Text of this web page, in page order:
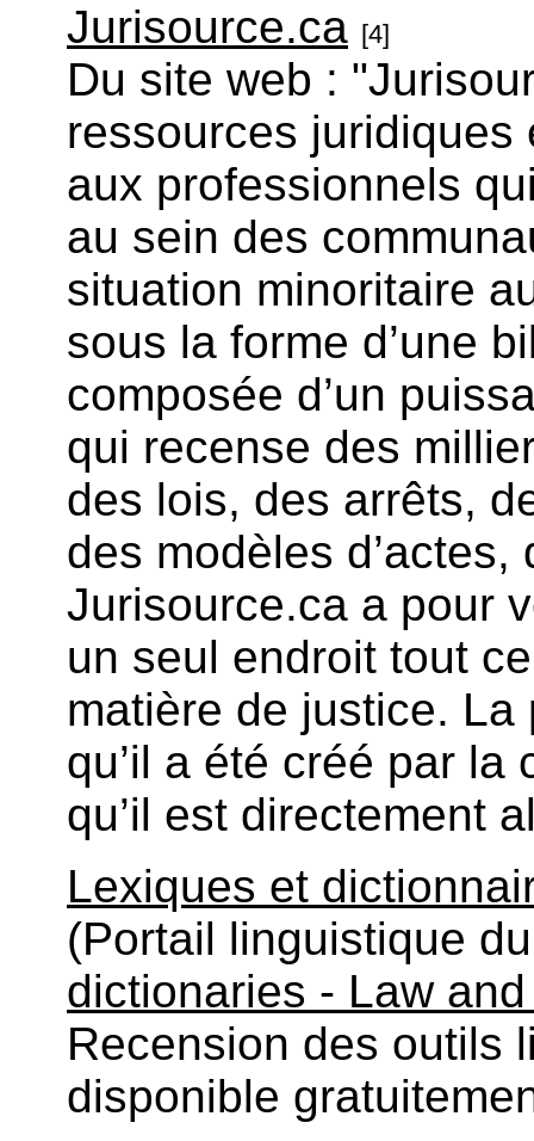
Jurisource.ca [4]
Du site web :
ressources
aux professionnels
au sein des
situation minoritaire
sous la forme d’une
composée d’un
qui recense des
des lois, des arrêts,
des modèles
Jurisource.ca a pour
un seul endroit tout
matière de justice.
qu’il a été créé par la
qu’il est directement
Lexiques et
(Portail linguistique
dictionaries - Law
Recension des outils
disponible